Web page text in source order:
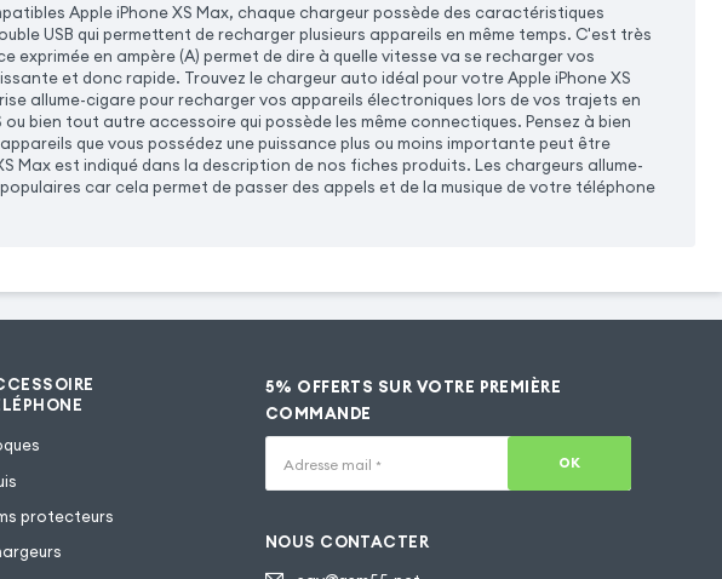
Apple iPhone XS Max, chaque chargeur possède des caractéristiques
USB qui permettent de recharger plusieurs appareils en même temps. C'est très
en ampère (A) permet de dire à quelle vitesse va se recharger vos
et donc rapide. Trouvez le chargeur auto idéal pour votre Apple iPhone XS
allume-cigare pour recharger vos appareils électroniques lors de vos trajets en
bien tout autre accessoire qui possède les même connectiques. Pensez à bien
que vous possédez une puissance plus ou moins importante peut être
Max est indiqué dans la description de nos fiches produits. Les chargeurs allume-
car cela permet de passer des appels et de la musique de votre téléphone
protecteurs
5% OFFERTS SUR VOTRE PREMIÈRE
COMMANDE
Adresse mail * OK
NOUS CONTACTER